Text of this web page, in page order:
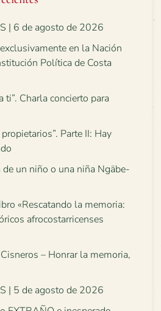
| 6 de agosto de 2026
en la Nación
Política de Costa
ti”. Charla concierto para
Parte II: Hay
un niño o una niña Ngäbe-
«Rescatando la memoria:
afrocostarricenses
– Honrar la memoria,
| 5 de agosto de 2026